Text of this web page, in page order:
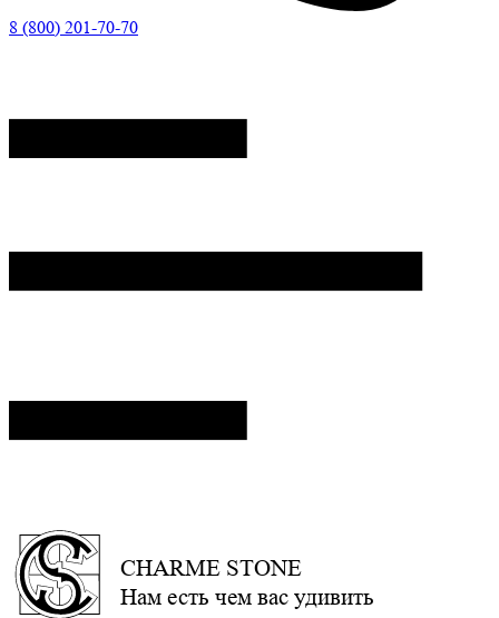
8 (800) 201-70-70
CHARME STONE
Нам есть чем вас удивить